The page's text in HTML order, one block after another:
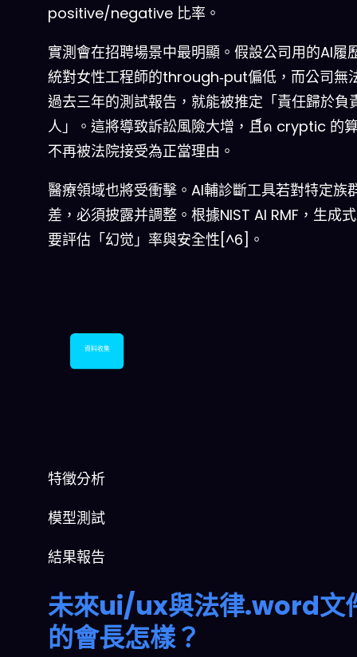
positive/negative 比率。
實測會在招聘場景中最明顯。假設公司用的AI履
統對女性工程師的through‑put偏低，而公司無
過去三年的測試報告，就能被推定「責任歸於負
人」。這將導致訴訟風險大增，且็ด cryptic 的
不再被法院接受為正當理由。
醫療領域也將受衝擊。AI輔診斷工具若對特定族
差，必須披露并調整。根據NIST AI RMF，生成
要評估「幻觉」率與安全性[^6]。
資料收集
特徵分析
模型測試
結果報告
未來ui/ux與法律.word文
的會長怎樣？